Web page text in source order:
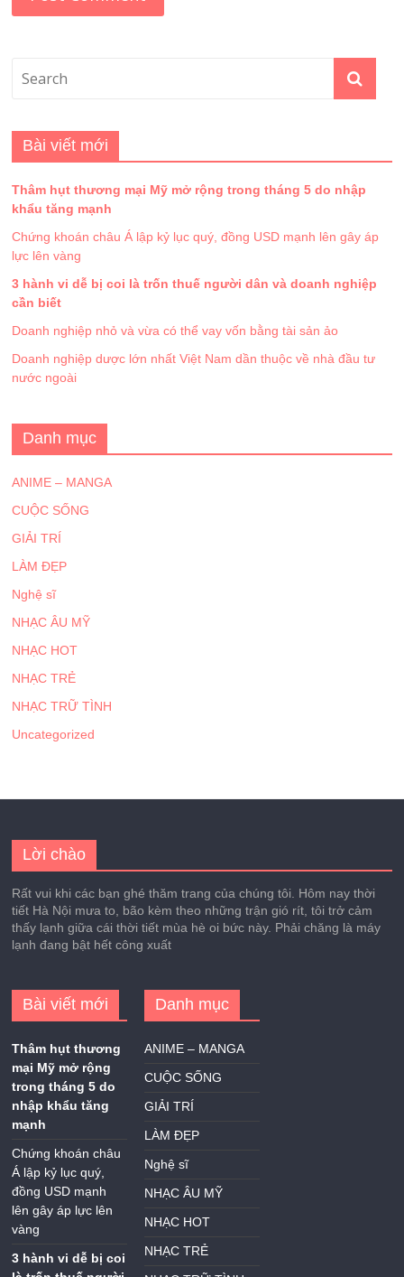
Bài viết mới
Thâm hụt thương mại Mỹ mở rộng trong tháng 5 do nhập
khẩu tăng mạnh
Chứng khoán châu Á lập kỷ lục quý, đồng USD mạnh lên gây áp
lực lên vàng
3 hành vi dễ bị coi là trốn thuế người dân và doanh nghiệp
cần biết
Doanh nghiệp nhỏ và vừa có thể vay vốn bằng tài sản ảo
Doanh nghiệp dược lớn nhất Việt Nam dần thuộc về nhà đầu tư
nước ngoài
Danh mục
ANIME – MANGA
CUỘC SỐNG
GIẢI TRÍ
LÀM ĐẸP
Nghệ sĩ
NHẠC ÂU MỸ
NHẠC HOT
NHẠC TRẺ
NHẠC TRỮ TÌNH
Uncategorized
Lời chào
Rất vui khi các bạn ghé thăm trang của chúng tôi. Hôm nay thời
tiết Hà Nội mưa to, bão kèm theo những trận gió rít, tôi trở cảm
thấy lạnh giữa cái thời tiết mùa hè oi bức này. Phải chăng là máy
lạnh đang bật hết công xuất
Bài viết mới
Thâm hụt thương
mại Mỹ mở rộng
trong tháng 5 do
nhập khẩu tăng
mạnh
Chứng khoán châu
Á lập kỷ lục quý,
đồng USD mạnh
lên gây áp lực lên
vàng
3 hành vi dễ bị coi
Danh mục
ANIME – MANGA
CUỘC SỐNG
GIẢI TRÍ
LÀM ĐẸP
Nghệ sĩ
NHẠC ÂU MỸ
NHẠC HOT
NHẠC TRẺ